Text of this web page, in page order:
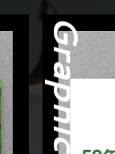
Graphic